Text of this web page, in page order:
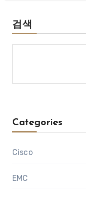
검색
Categories
Cisco
EMC